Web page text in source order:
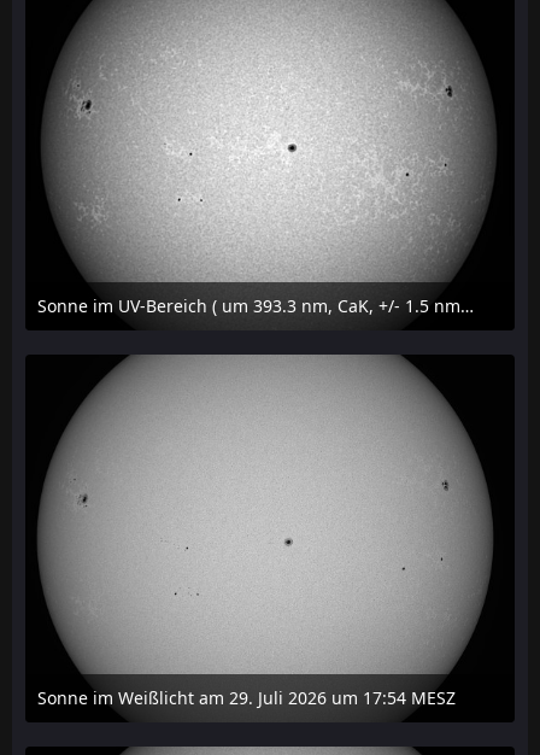
Sonne im UV-Bereich ( um 393.3 nm, CaK, +/- 1.5 nm) am 29. Juli 2026 um 17:59 MESZ
31. Juli 2026 um 20:03
Sonne im Weißlicht am 29. Juli 2026 um 17:54 MESZ
31. Juli 2026 um 20:03